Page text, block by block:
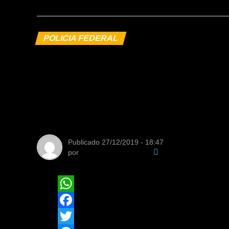
POLICIA FEDERAL
Publicado 27/12/2019 - 18:47
por
WhatsApp
Facebook